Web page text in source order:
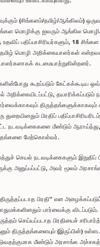
(சிங்களம்/தமிழ்/ஆங்கிலம்)
மொழிக்கு ஐவரும் ஆங்கில
உதவிப் பதிப்பாசிரியர்களும், 18
மொழி அறிக்கையாளர்கள்
கடமையாற்றுகின்றனர்.
கூறப்படும் கேட்கக்கூடிய
தயாரிக்கப்படும்
திருத்தங்களுக்காகவும்
துறையினதும் பிரதிப்
நடவடிக்கைகளை மீண்டும்
மேற்கொள்வர்.
செயல் நடவடிக்கைகளும் இறுதிப்
அனுப்பப்பட்டு, அவர் மூலம்
பிரதி” என
பார்வைக்கு
செய்யப்படாத பிரதியைச்
திருத்தங்களையும் (இருப்பின்)
மீண்டும் அரசாங்க